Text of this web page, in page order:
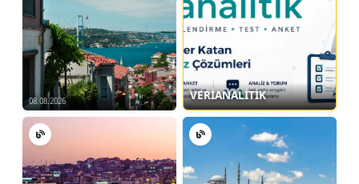
Takım Halinde Kamp Kahvaltısı
Hazırlama: Ekip çalışması ile kahvaltı
hazırlama.
Takım Halinde Yemek Hazırlama:
Birlikte akşam yemeği pişirme etkinliği.
9. Balonlarla Gündoğumu Trekking
Gündoğumu İzleme:
eşliğinde muhteşem bir manzarada
08.08.2026 VERİANALİTİK